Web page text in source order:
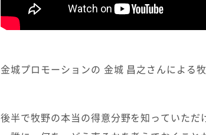
金城プロモーションの 金城 昌之さんによる
後半で牧野の本当の得意分野を知っていただ